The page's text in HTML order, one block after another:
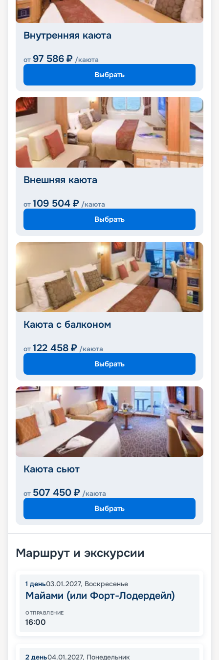
Внутренняя каюта
от 97 586 ₽ /каюта
Выбрать
Внешняя каюта
от 109 504 ₽ /каюта
Выбрать
Каюта с балконом
от 122 458 ₽ /каюта
Выбрать
Каюта сьют
от 507 450 ₽ /каюта
Выбрать
Маршрут и экскурсии
1 день03.01.2027, Воскресенье
Майами (или Форт-Лодердейл)
ОТПРАВЛЕНИЕ
16:00
2 день04.01.2027, Понедельник